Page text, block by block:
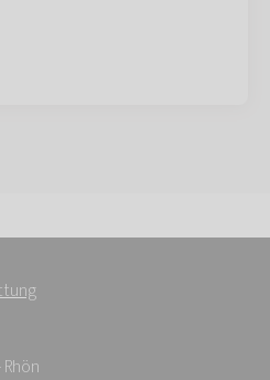
Rhön